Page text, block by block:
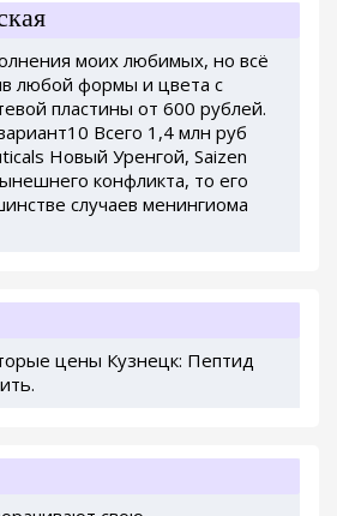
моих любимых, но всё
любой формы и цвета с
пластины от 600 рублей.
Всего 1,4 млн руб
Новый Уренгой, Saizen
конфликта, то его
случаев менингиома
цены Кузнецк: Пептид